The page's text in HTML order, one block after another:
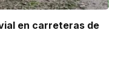
en carreteras de